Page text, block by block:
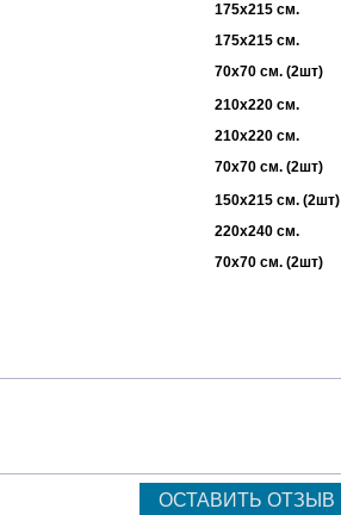
175х215 см.
175х215 см.
70х70 см. (2шт)
210х220 см.
210х220 см.
70х70 см. (2шт)
150х215 см. (2шт)
220х240 см.
70х70 см. (2шт)